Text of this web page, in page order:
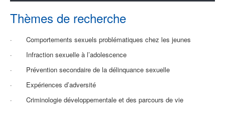
Thèmes de recherche
·
Comportements sexuels problématiques chez les jeunes
·
Infraction sexuelle à l’adolescence
·
Prévention secondaire de la délinquance sexuelle
·
Expériences d’adversité
·
Criminologie développementale et des parcours de vie